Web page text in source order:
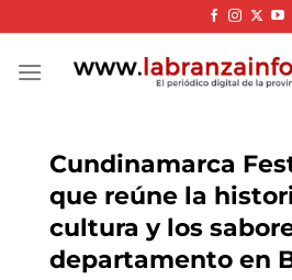
to
content
Cundinamarca
que reúne la
cultura y los
departamento en